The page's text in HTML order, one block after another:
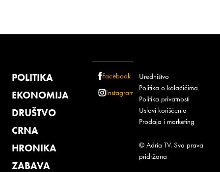
POLITIKA
EKONOMIJA
DRUŠTVO
CRNA
HRONIKA
ZABAVA
Facebook
Instagram
Uredništvo
Politika o kolačićima
Politika privatnosti
Uslovi korišćenja
Prodaja i marketing
© Adria TV. Sva prava
pridržana